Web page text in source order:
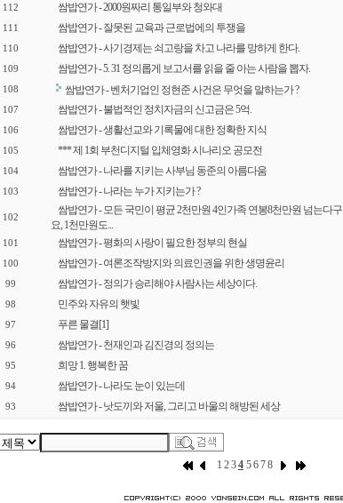
112 쌈밥연가 - 2000원짜리 통일부와 청와대
111 쌈밥연가 - 잘못된 교육과 근로법에의 투쟁을
110 쌈밥연가 - 사기경제는 쇠고랑을 차고 나라를 망하게 한다.
109 쌈밥연가 - 5. 31 정의롭게 보고서를 읽을 줄 아는 사람을 뽑자.
108 쌈밥연가 - 벤처기업인 정현준 사건은 무엇을 말하는가 ?
107 쌈밥연가 - 불법적인 정치자금의 신고금은 5억.
106 쌈밥연가 - 생활선교와 기록물에 대한 정확한 지식
105 *** 제 1회 부천디지털 입체영화 시나리오 공모전
104 쌈밥연가 - 나라를 지키는 사부님 동준의 아름다움
103 쌈밥연가 - 나라는 누가 지키는가 ?
102
쌈밥연가 - 모든 국민이 평균 2천만원 4인가족 연봉8천만원 넘는다구
요, 1천만원도...
101 쌈밥연가 - 평화의 사랑이 필요한 정부의 현실
100 쌈밥연가 - 여론조작방지와 의료인권을 위한 생명윤리
99 쌈밥연가 - 정의가 승리해야 사람사는 세상이다.
98 민주와 자유의 햇빛
97 푸른 물결 [1]
96 쌈밥연가 - 천재인과 김진경의 정의는
95 희망 1. 행복한 꿈
94 쌈밥연가 - 나라도 눈이 있는데
93 쌈밥연가 - 낫도끼와 저울, 그리고 바울의 해방된 세상
1 2 3 4 5 6 7 8